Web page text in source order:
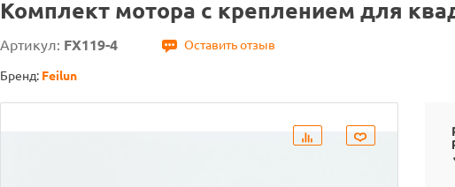
Комплект мотора с креплением для
Артикул: FX119-4 Оставить отзыв
Бренд: Feilun